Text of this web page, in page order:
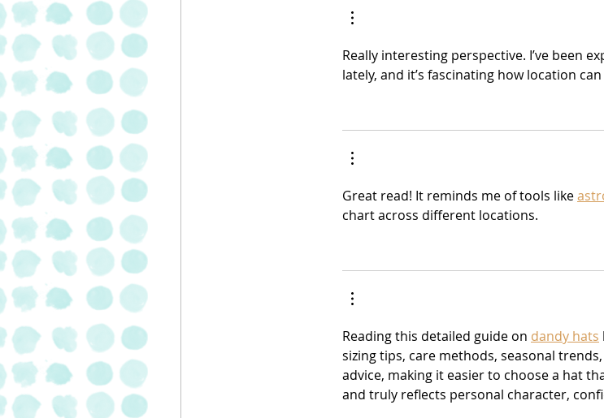
Really interesting perspective. I’ve been
lately, and it’s fascinating how location
Great read! It reminds me of tools like
chart across different locations.
Reading this detailed guide on dandy hats
sizing tips, care methods, seasonal
advice, making it easier to choose a hat
and truly reflects personal character,